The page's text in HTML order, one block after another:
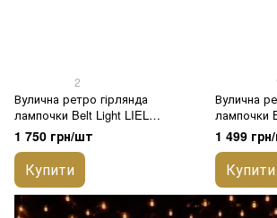
2
Вулична ретро гірлянда
лампочки Belt Light LIEL
Standart IP44 E27 2 патрони на
1 метр, чорний кабель 10,5м,
арт. 0034
1 750 грн/шт
Купити
Вулична
лампочки
Standart
1 метр на
0035
1 499
Купити